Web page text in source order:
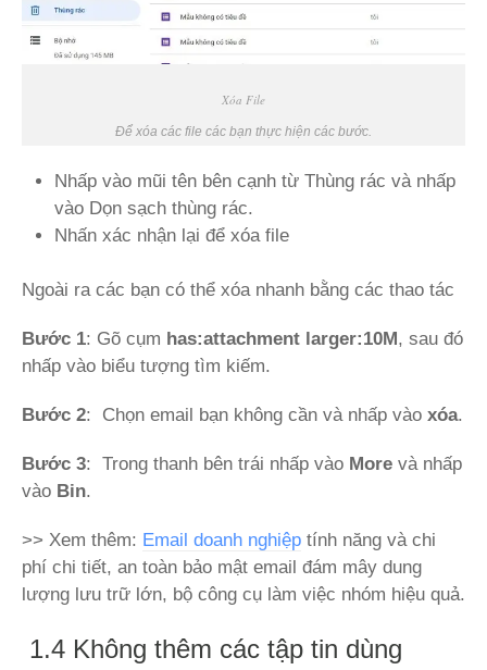
Xóa File
Để xóa các file các bạn thực hiện các bước.
Nhấp vào mũi tên bên cạnh từ Thùng rác và nhấp
vào Dọn sạch thùng rác.
Nhấn xác nhận lại để xóa file
Ngoài ra các bạn có thể xóa nhanh bằng các thao tác
Bước 1: Gõ cụm has:attachment larger:10M, sau đó
nhấp vào biểu tượng tìm kiếm.
Bước 2: Chọn email bạn không cần và nhấp vào xóa.
Bước 3: Trong thanh bên trái nhấp vào More và nhấp
vào Bin.
>> Xem thêm: Email doanh nghiệp tính năng và chi
phí chi tiết, an toàn bảo mật email đám mây dung
lượng lưu trữ lớn, bộ công cụ làm việc nhóm hiệu quả.
1.4 Không thêm các tập tin dùng